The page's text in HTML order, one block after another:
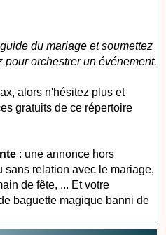
du mariage et soumettez
orchestrer un événement.
alors n'hésitez plus et
gratuits de ce répertoire
: une annonce hors
sans relation avec le mariage,
de fête, ... Et votre
baguette magique banni de